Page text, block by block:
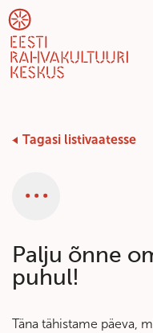
Tagasi listivaatesse
Palju õnne
puhul!
Täna tähistame päeva,